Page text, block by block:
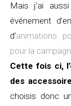
Mais j’ai
événement
d’animations
pour la
Cette fois ci,
des
choisis donc